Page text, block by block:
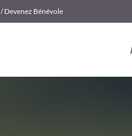
/ Devenez Bénévole